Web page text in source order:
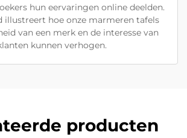
hun eervaringen online deelden.
illustreert hoe onze marmeren tafels
van een merk en de interesse van
kunnen verhogen.
producten